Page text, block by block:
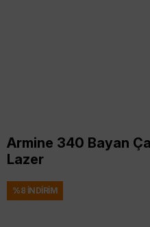
Armine 340 Bayan
Lazer
%8 İNDIRIM